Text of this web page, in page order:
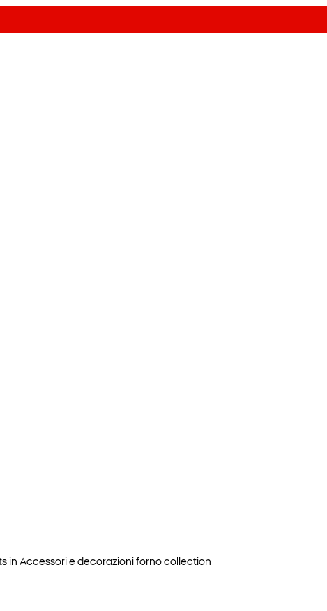
inAccessori e decorazioni fornocollection